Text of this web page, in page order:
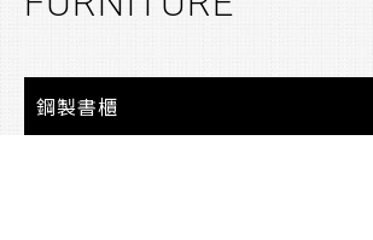
鋼製書櫃